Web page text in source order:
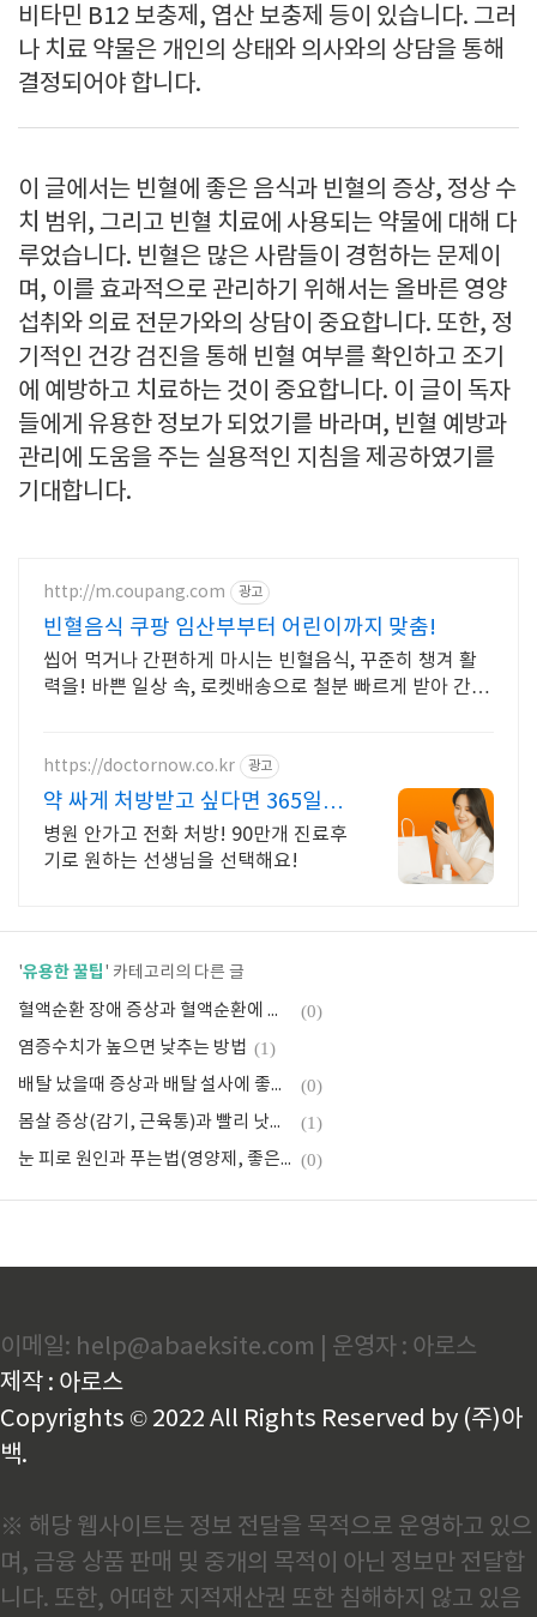
비타민 B12 보충제, 엽산 보충제 등이 있습니다. 그러
나 치료 약물은 개인의 상태와 의사와의 상담을 통해
결정되어야 합니다.
이 글에서는 빈혈에 좋은 음식과 빈혈의 증상, 정상 수
치 범위, 그리고 빈혈 치료에 사용되는 약물에 대해 다
루었습니다. 빈혈은 많은 사람들이 경험하는 문제이
며, 이를 효과적으로 관리하기 위해서는 올바른 영양
섭취와 의료 전문가와의 상담이 중요합니다. 또한, 정
기적인 건강 검진을 통해 빈혈 여부를 확인하고 조기
에 예방하고 치료하는 것이 중요합니다. 이 글이 독자
들에게 유용한 정보가 되었기를 바라며, 빈혈 예방과
관리에 도움을 주는 실용적인 지침을 제공하였기를
기대합니다.
http://m.coupang.com 광고
빈혈음식 쿠팡 임산부부터 어린이까지 맞춤!
씹어 먹거나 간편하게 마시는 빈혈음식, 꾸준히 챙겨 활
력을! 바쁜 일상 속, 로켓배송으로 철분 빠르게 받아 간편
https://doctornow.co.kr 광고
약 싸게 처방받고 싶다면 365일
24시간 진료가능
병원 안가고 전화 처방! 90만개 진료후
기로 원하는 선생님을 선택해요!
'유용한 꿀팁' 카테고리의 다른 글
혈액순환 장애 증상과 혈액순환에 좋은 음식, 영양제 (0)
염증수치가 높으면 낮추는 방법 (1)
배탈 났을때 증상과 배탈 설사에 좋은 음식 (0)
몸살 증상(감기, 근육통)과 빨리 낫는법 (1)
눈 피로 원인과 푸는법(영양제, 좋은 음식) (0)
이메일: help@abaeksite.com | 운영자 : 아로스
제작 : 아로스
Copyrights © 2022 All Rights Reserved by (주)아
백.
※ 해당 웹사이트는 정보 전달을 목적으로 운영하고 있으
며, 금융 상품 판매 및 중개의 목적이 아닌 정보만 전달합
니다. 또한, 어떠한 지적재산권 또한 침해하지 않고 있음